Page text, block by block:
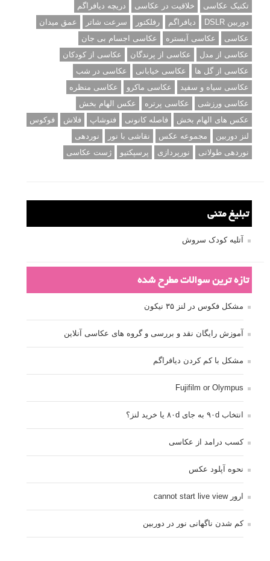
تکنیک عکاسی
خلاقیت در عکاسی
دریچه دیافراگم
دوربین DSLR
دیافراگم رفلکتور سرعت شاتر
عمق میدان
عکاسی
عکاسی آبستره
عکاسی اجسام بی جان
عکاسی از مدل
عکاسی از پرندگان
عکاسی از کودکان
عکاسی از گل ها
عکاسی خیابانی
عکاسی در شب
عکاسی سیاه و سفید
عکاسی ماکرو
عکاسی منظره
عکاسی ورزشی
عکاسی پرتره
عکس الهام بخش
عکس های الهام بخش
فاصله کانونی فتوشاپ فلاش
فوکوس
لنز دوربین
مجموعه عکس نقاشی با نور
نوردهی
نوردهی طولانی
نورپردازی پرسپکتیو ژست عکاسی
تبلیغ متنی
آتلیه کودک سروش
تازه ترین سوالات مطرح شده
مشکل فکوس در لنز ۳۵ نیکون
آموزش رایگان نقد و بررسی و گروه های عکاسی آنلاین
مشکل با کم کردن دیافراگم
Fujifilm or Olympus
انتخاب ۹۰d به جای ۸۰d یا خرید لنز؟
کسب درامد از عکاسی
نحوه آپلود عکس
ارور cannot start live view
کم شدن ناگهانی نور در دوربین